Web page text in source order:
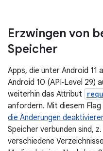
Erzwingen von
Speicher
Apps, die unter Android
Android 10 (API‑Level 29)
weiterhin das Attribut
anfordern. Mit diesem Flag
die Änderungen
Speicher verbunden sind,
verschiedene